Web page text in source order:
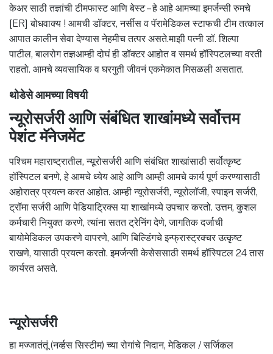
केअर साठी तज्ञांची टीमफास्ट आणि बेस्ट – हे आहे आमच्या इमर्जन्सी रुमचे
[ER] बोधवाक्य ! आमची डॉक्टर, नर्सीस व पॅरामेडिकल स्टाफची टीम तत्काल
आपात कालीन सेवा देण्यास नेहमीच तत्पर असते.माझी पत्नी डॉ. शिल्पा
पाटील, बालरोग तज्ञआम्ही दोघं ही डॉक्टर आहोत व समर्थ हॉस्पिटलच्या वरती
राहतो. आमचे व्यवसायिक व घरगुती जीवनं एकमेकात मिसळली असतात.
थोडेसे आमच्या विषयी
न्यूरोसर्जरी आणि संबंधित शाखांमध्ये सर्वोत्तम
पेशंट मॅनेजमेंट
पश्चिम महाराष्ट्रातील, न्यूरोसर्जरी आणि संबंधित शाखांसाठी सर्वोत्कृष्ट
हॉस्पिटल बनणे, हे आमचे ध्येय आहे आणि आम्ही आमचे कार्य पूर्ण करण्यासाठी
अहोरात्र प्रयत्न करत आहोत. आम्ही न्यूरोसर्जरी, न्यूरोलॉजी, स्पाइन सर्जरी,
ट्रॉमा सर्जरी आणि पेडियाट्रिक्स या शाखांमध्ये उपचार करतो. उत्तम, कुशल
कर्मचारी नियुक्त करणे, त्यांना सतत ट्रेनिंग देणे, जागतिक दर्जाची
बायोमेडिकल उपकरणे वापरणे, आणि बिल्डिंगचे इन्फ्रास्ट्रक्चर उत्कृष्ट
राखणे, यासाठी प्रयत्न करतो. इमर्जन्सी केसेससाठी समर्थ हॉस्पिटल 24 तास
कार्यरत असते.
न्यूरोसर्जरी
हा मज्जातंतूं (नर्व्हस सिस्टीम) च्या रोगांचे निदान, मेडिकल / सर्जिकल